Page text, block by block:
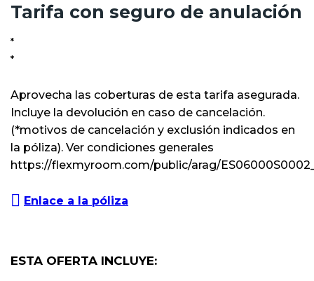
Tarifa con seguro de anulación
Aprovecha las coberturas de esta tarifa asegurada.
Incluye la devolución en caso de cancelación.
(*motivos de cancelación y exclusión indicados en
la póliza). Ver condiciones generales
https://flexmyroom.com/public/arag/
Enlace a la póliza
ESTA OFERTA INCLUYE: